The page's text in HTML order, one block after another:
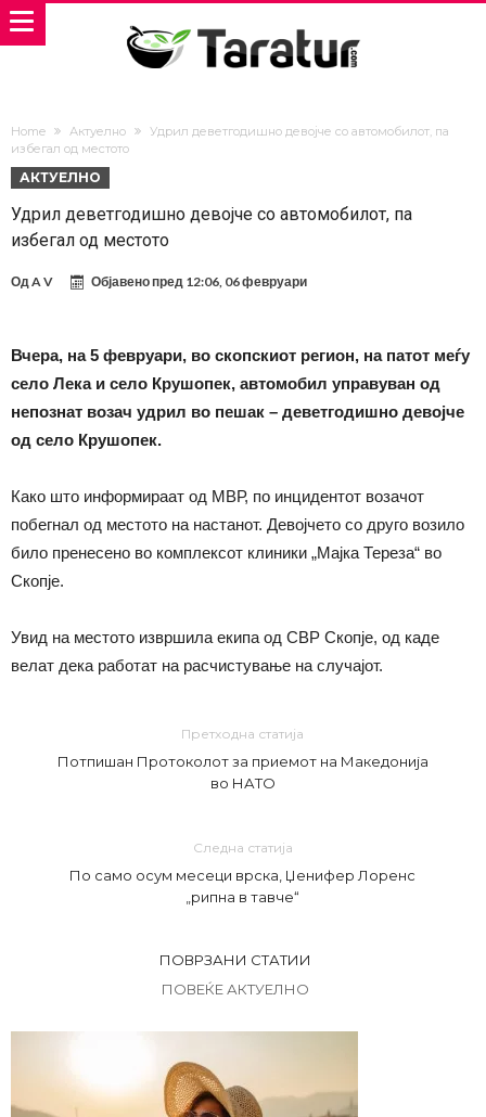
Home Актуелно
Удрил деветгодишно девојче со автомобилот, па
избегал од местото
АКТУЕЛНО
Удрил деветгодишно девојче со автомобилот, па
избегал од местото
ОдA V Објавено пред 12:06, 06 февруари
Вчера, на 5 февруари, во скопскиот регион, на патот меѓу
село Лека и село Крушопек, автомобил управуван од
непознат возач удрил во пешак – деветгодишно девојче
од село Крушопек.
Како што информираат од МВР, по инцидентот возачот
побегнал од местото на настанот. Девојчето со друго возило
било пренесено во комплексот клиники „Мајка Тереза“ во
Скопје.
Увид на местото извршила екипа од СВР Скопје, од каде
велат дека работат на расчистување на случајот.
Претходна статија
Потпишан Протоколот за приемот на Македонија
во НАТО
Следна статија
По само осум месеци врска, Џенифер Лоренс
„рипна в тавче“
ПОВРЗАНИ СТАТИИ
ПОВЕЌЕ АКТУЕЛНО